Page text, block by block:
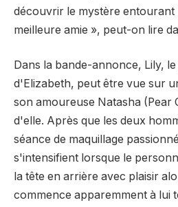
découvrir le mystère entourant
meilleure amie », peut-on lire
Dans la bande-annonce, Lily,
d'Elizabeth, peut être vue sur
son amoureuse Natasha
d'elle. Après que les deux
séance de maquillage
s'intensifient lorsque le
la tête en arrière avec plaisir
commence apparemment à lui